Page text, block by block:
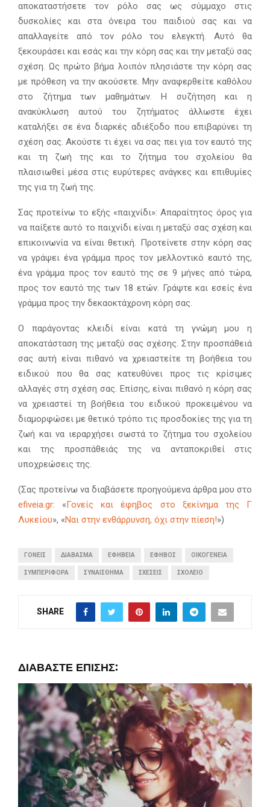
αποκαταστήσετε τον ρόλο σας ως σύμμαχο στις
δυσκολίες και στα όνειρα του παιδιού σας και να
απαλλαγείτε από τον ρόλο του ελεγκτή. Αυτό θα
ξεκουράσει και εσάς και την κόρη σας και την μεταξύ σας
σχέση. Ως πρώτο βήμα λοιπόν πλησιάστε την κόρη σας
με πρόθεση να την ακούσετε. Μην αναφερθείτε καθόλου
στο ζήτημα των μαθημάτων. Η συζήτηση και η
ανακύκλωση αυτού του ζητήματος άλλωστε έχει
καταλήξει σε ένα διαρκές αδιέξοδο που επιβαρύνει τη
σχέση σας. Ακούστε τι έχει να σας πει για τον εαυτό της
και τη ζωή της και το ζήτημα του σχολείου θα
πλαισιωθεί μέσα στις ευρύτερες ανάγκες και επιθυμίες
της για τη ζωή της.
Σας προτείνω το εξής «παιχνίδι»: Απαραίτητος όρος για
να παίξετε αυτό το παιχνίδι είναι η μεταξύ σας σχέση και
επικοινωνία να είναι θετική. Προτείνετε στην κόρη σας
να γράψει ένα γράμμα προς τον μελλοντικό εαυτό της,
ένα γράμμα προς τον εαυτό της σε 9 μήνες από τώρα,
προς τον εαυτό της των 18 ετών. Γράψτε και εσείς ένα
γράμμα προς την δεκαοκτάχρονη κόρη σας.
Ο παράγοντας κλειδί είναι κατά τη γνώμη μου η
αποκατάσταση της μεταξύ σας σχέσης. Στην προσπάθειά
σας αυτή είναι πιθανό να χρειαστείτε τη βοήθεια του
ειδικού που θα σας κατευθύνει προς τις κρίσιμες
αλλαγές στη σχέση σας. Επίσης, είναι πιθανό η κόρη σας
να χρειαστεί τη βοήθεια του ειδικού προκειμένου να
διαμορφώσει με θετικό τρόπο τις προσδοκίες της για τη
ζωή και να ιεραρχήσει σωστά το ζήτημα του σχολείου
και της προσπάθειάς της να ανταποκριθεί στις
υποχρεώσεις της.
(Σας προτείνω να διαβάσετε προηγούμενα άρθρα μου στο
efiveia.gr: « Γονείς και έφηβος στο ξεκίνημα της Γ
Λυκείου», «Ναι στην ενθάρρυνση, όχι στην πίεση!»)
ΓΟΝΕΊΣ ΔΙΆΒΑΣΜΑ ΕΦΗΒΕΊΑ ΈΦΗΒΟΣ ΟΙΚΟΓΈΝΕΙΑ
ΣΥΜΠΕΡΙΦΟΡΆ ΣΥΝΑΊΣΘΗΜΑ ΣΧΈΣΕΙΣ ΣΧΟΛΕΊΟ
SHARE
ΔΙΑΒΆΣΤΕ ΕΠΊΣΗΣ: